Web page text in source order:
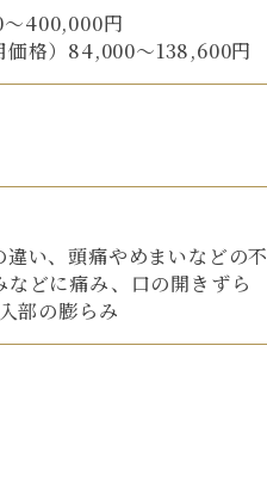
400,000円
価格）84,000〜138,600円
い、頭痛やめまいなどの不
どに痛み、口の開きずら
部の膨らみ